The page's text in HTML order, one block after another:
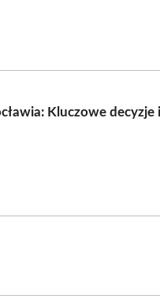
Kluczowe decyzje